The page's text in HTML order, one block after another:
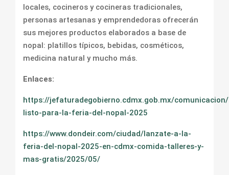
locales, cocineros y cocineras tradicionales,
personas artesanas y emprendedoras ofrecerán
sus mejores productos elaborados a base de
nopal: platillos típicos, bebidas, cosméticos,
medicina natural y mucho más.
Enlaces:
https://jefaturadegobierno.cdmx.gob.mx/
listo-para-la-feria-del-nopal-2025
https://www.dondeir.com/ciudad/lanzate-a-la-
feria-del-nopal-2025-en-cdmx-comida-talleres-y-
mas-gratis/2025/05/